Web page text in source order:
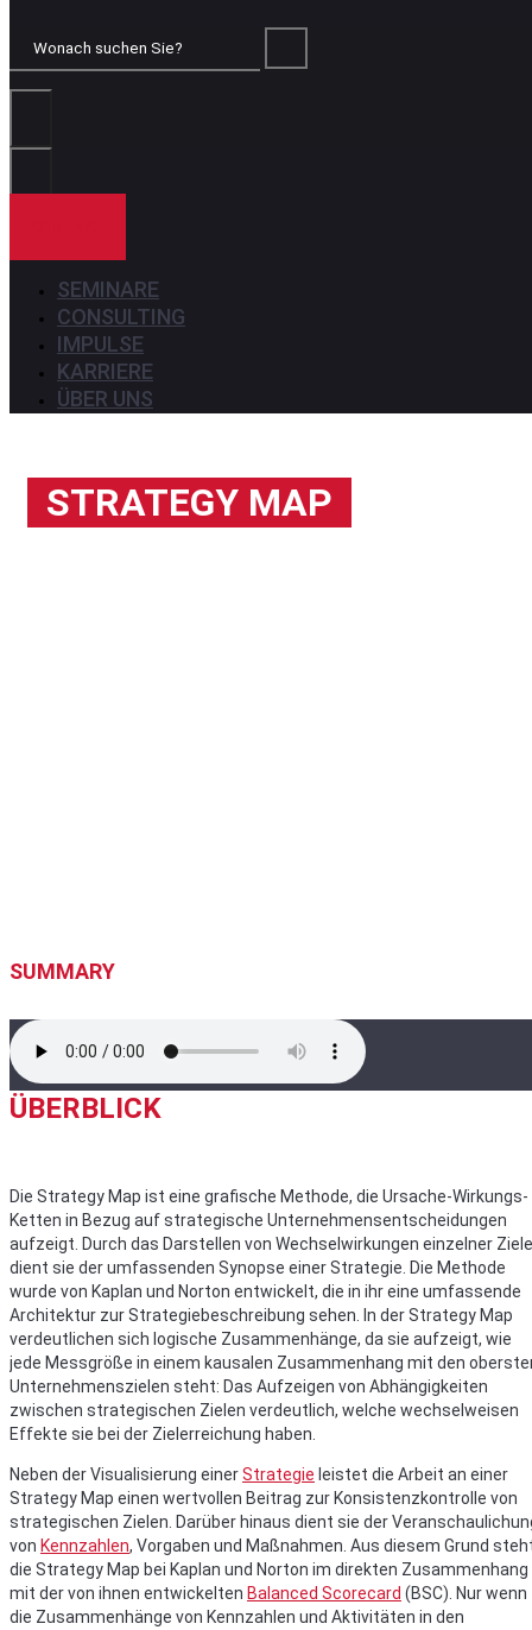
Wonach
Sie?
SEMINARE
CONSULTING
IMPULSE
KARRIERE
ÜBER UNS
STRATEGY MAP
SUMMARY
ÜBERBLICK
Die Strategy Map ist eine grafische Methode, die Ursache-Wirkungs-
Ketten in Bezug auf strategische Unternehmensentscheidungen
aufzeigt. Durch das Darstellen von Wechselwirkungen einzelner Ziele
dient sie der umfassenden Synopse einer Strategie. Die Methode
wurde von Kaplan und Norton entwickelt, die in ihr eine umfassende
Architektur zur Strategiebeschreibung sehen. In der Strategy Map
verdeutlichen sich logische Zusammenhänge, da sie aufzeigt, wie
jede Messgröße in einem kausalen Zusammenhang mit den
Unternehmenszielen steht: Das Aufzeigen von Abhängigkeiten
zwischen strategischen Zielen verdeutlich, welche wechselweisen
Effekte sie bei der Zielerreichung haben.
Neben der Visualisierung einerStrategie leistet die Arbeit an einer
Strategy Map einen wertvollen Beitrag zur Konsistenzkontrolle von
strategischen Zielen. Darüber hinaus dient sie der
von Kennzahlen, Vorgaben und Maßnahmen. Aus diesem Grund
die Strategy Map bei Kaplan und Norton im direkten Zusammenhang
mit der von ihnen entwickelten Balanced Scorecard (BSC). Nur wenn
die Zusammenhänge von Kennzahlen und Aktivitäten in den